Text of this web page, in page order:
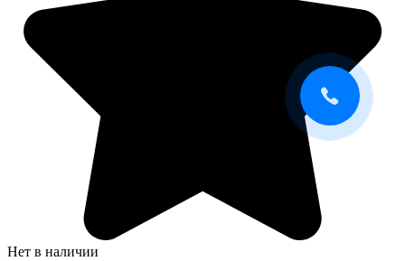
Нет в наличии